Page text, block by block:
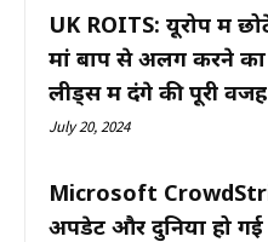
UK ROITS: यूरोप में
मां बाप से अलग करने
लीड्स में दंगे की पूरी
July 20, 2024
Microsoft
अपडेट और दुनिया हो गई